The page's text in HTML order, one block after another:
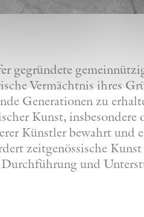
gegründete
Vermächtnis ihres
Generationen zu
Kunst,
Künstler bewahrt
zeitgenössische
und